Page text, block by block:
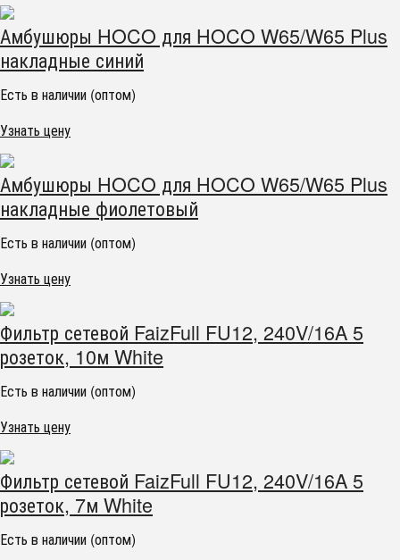
Амбушюры HOCO для HOCO W65/W65 Plus
накладные синий
Есть в наличии (оптом)
Узнать цену
Амбушюры HOCO для HOCO W65/W65 Plus
накладные фиолетовый
Есть в наличии (оптом)
Узнать цену
Фильтр сетевой FaizFull FU12, 240V/16A 5
розеток, 10м White
Есть в наличии (оптом)
Узнать цену
Фильтр сетевой FaizFull FU12, 240V/16A 5
розеток, 7м White
Есть в наличии (оптом)